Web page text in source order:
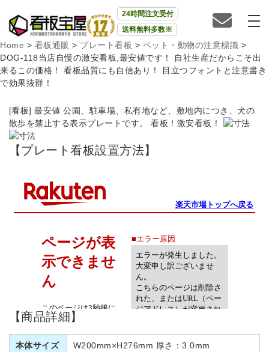
24時間注文受付
送料無料多数※
Home > 看板通販 > プレート看板 > ペット・動物の注意標識 >
DOG-118当店自慢の激安看板,最安値です！ 自社生産だからこそ出
来るこの価格！ 看板品質にも自信あり！ 目立つフォントと注意書き
で効果抜群！
[看板] 最安値 公園、駐車場、私有地など、敷地内につき、犬の
散歩を禁止する表示プレートです。 看板！激安看板！
【プレート看板設置方法】
【商品詳細】
本体サイズ W200mm×H276mm 厚さ：3.0mm